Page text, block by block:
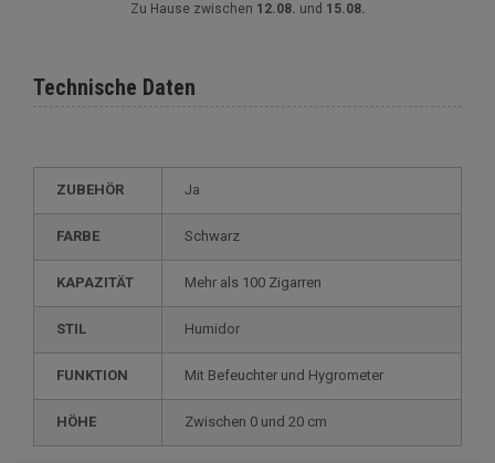
Zu Hause zwischen 12.08. und 15.08.
Technische Daten
ZUBEHÖR Ja
FARBE Schwarz
KAPAZITÄT mehr als 100 Zigarren
STIL humidor
FUNKTION mit Befeuchter und Hygrometer
HÖHE zwischen 0 und 20 cm